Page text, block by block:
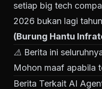
setiap big tech
2026 bukan lagi
(Burung Hantu
⚠️ Berita ini
Mohon maaf apabila
Berita Terkait AI